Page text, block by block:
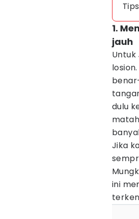
1.
jauh
Untuk
dulu
Jika
ini